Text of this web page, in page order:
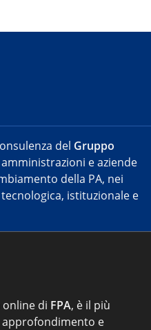
del Gruppo
e aziende
della PA, nei
istituzionale e
di FPA, è il più
e